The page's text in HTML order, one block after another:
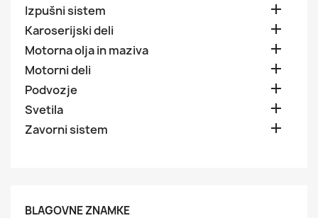
Izpušni sistem 
Karoserijski deli 
Motorna olja in maziva 
Motorni deli 
Podvozje 
Svetila 
Zavorni sistem 
BLAGOVNE ZNAMKE